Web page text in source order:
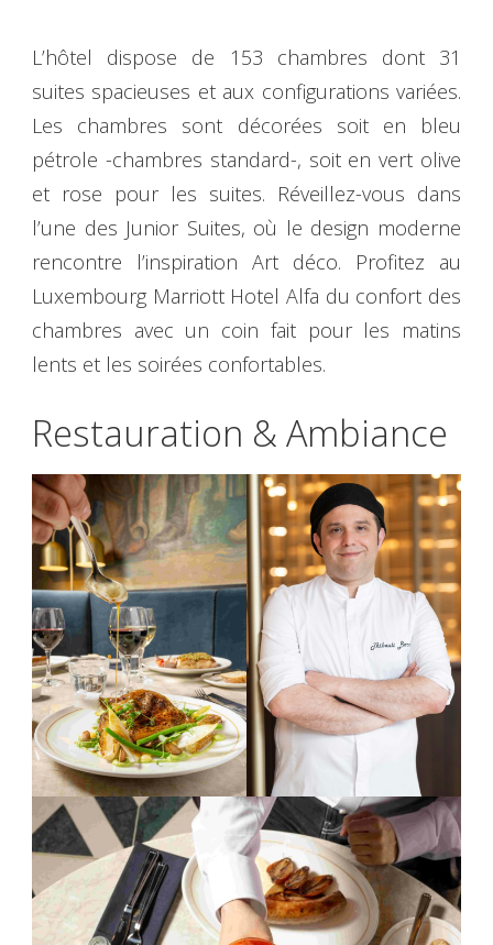
L’hôtel dispose de 153 chambres dont 31
suites spacieuses et aux configurations variées.
Les chambres sont décorées soit en bleu
pétrole -chambres standard-, soit en vert olive
et rose pour les suites. Réveillez-vous dans
l’une des Junior Suites, où le design moderne
rencontre l’inspiration Art déco. Profitez au
Luxembourg Marriott Hotel Alfa du confort des
chambres avec un coin fait pour les matins
lents et les soirées confortables.
Restauration & Ambiance